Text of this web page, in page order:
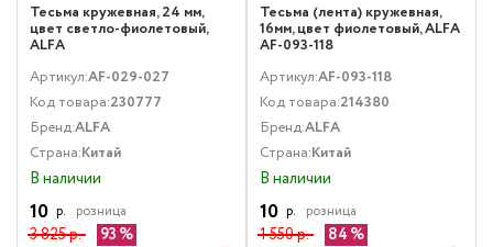
Тесьма кружевная, 24 мм,
цвет светло-фиолетовый,
ALFA
Артикул:AF-029-027
Код товара:230777
Бренд:ALFA
Страна:Китай
В наличии
10 р. розница
3 825 р. 93
Тесьма (лента) кружевная,
16мм, цвет фиолетовый, ALFA
AF-093-118
Артикул:AF-093-118
Код товара:214380
Бренд:ALFA
Страна:Китай
В наличии
10 р. розница
1 550 р. 84